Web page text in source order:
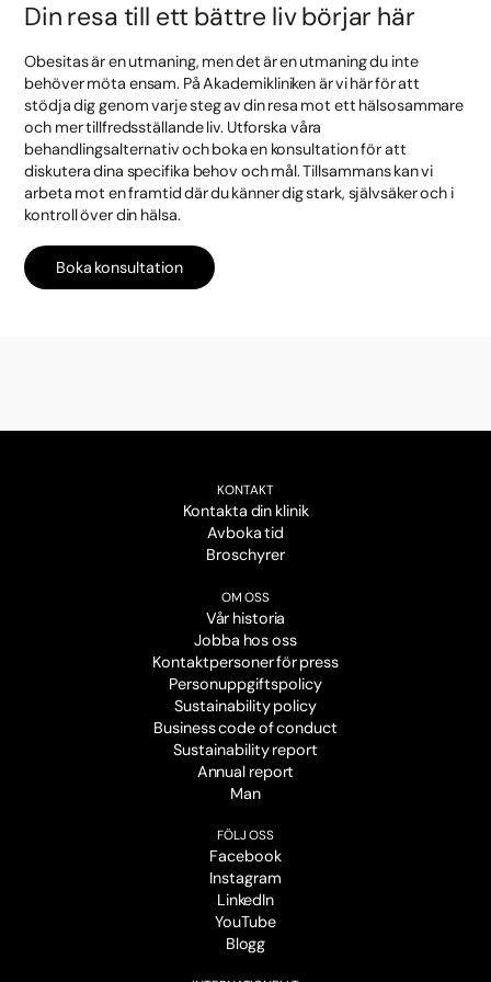
Din resa till ett bättre liv börjar här
Obesitas är en utmaning, men det är en utmaning du inte
behöver möta ensam. På Akademikliniken är vi här för att
stödja dig genom varje steg av din resa mot ett hälsosammare
och mer tillfredsställande liv. Utforska våra
behandlingsalternativ och boka en konsultation för att
diskutera dina specifika behov och mål. Tillsammans kan vi
arbeta mot en framtid där du känner dig stark, självsäker och i
kontroll över din hälsa.
Boka konsultation
KONTAKT
Kontakta din klinik
Avboka tid
Broschyrer
OM OSS
Vår historia
Jobba hos oss
Kontaktpersoner för press
Personuppgiftspolicy
Sustainability policy
Business code of conduct
Sustainability report
Annual report
Man
FÖLJ OSS
Facebook
Instagram
LinkedIn
YouTube
Blogg